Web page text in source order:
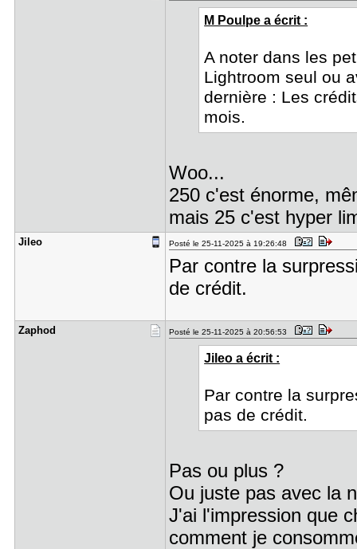
M Poulpe a écrit :
A noter dans les
Lightroom seul ou
dernière : Les
mois.
Woo...
250 c'est énorme,
mais 25 c'est hyper
Jileo Posté le 25-11-2025 à 19:26:48
Par contre la
de crédit.
Zaphod Posté le 25-11-2025 à 20:56:53
Jileo a écrit :
Par contre la
pas de crédit.
Pas ou plus ?
Ou juste pas avec la
J'ai l'impression que
comment je